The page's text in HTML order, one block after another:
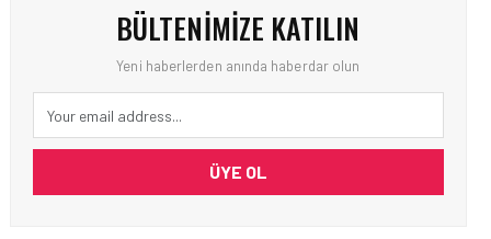
BÜLTENIMIZE KATILIN
Yeni haberlerden anında haberdar olun
ÜYE OL